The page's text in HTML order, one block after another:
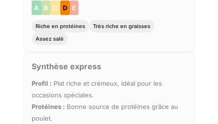
A B C D E
Riche en protéines
Très riche en graisses
Assez salé
Synthèse express
Profil : Plat riche et crémeux, idéal pour les
occasions spéciales.
Protéines : Bonne source de protéines grâce au
poulet.